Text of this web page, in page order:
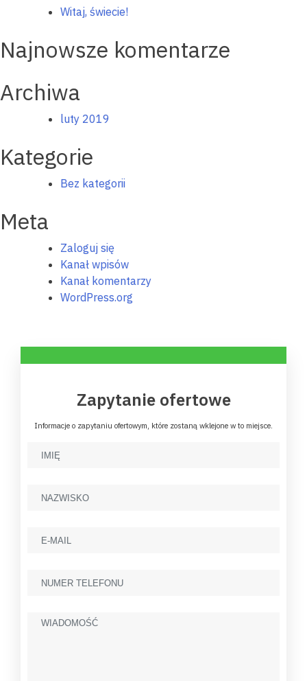
Witaj, świecie!
Najnowsze komentarze
Archiwa
luty 2019
Kategorie
Bez kategorii
Meta
Zaloguj się
Kanał wpisów
Kanał komentarzy
WordPress.org
Zapytanie ofertowe
Informacje o zapytaniu ofertowym, które zostaną wklejone w to miejsce.